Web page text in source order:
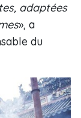
adaptées
», a
du